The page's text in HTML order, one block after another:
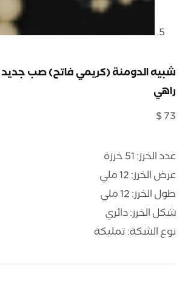
شبيه الدومنة (كريمي فاتح) صب
راهي
$73
عدد الخرز: 51 خرزة
عرض الخرز: 12 ملي
طول الخرز: 12 ملي
شكل الخرز: دائري
نوع الشكة: تمليكة